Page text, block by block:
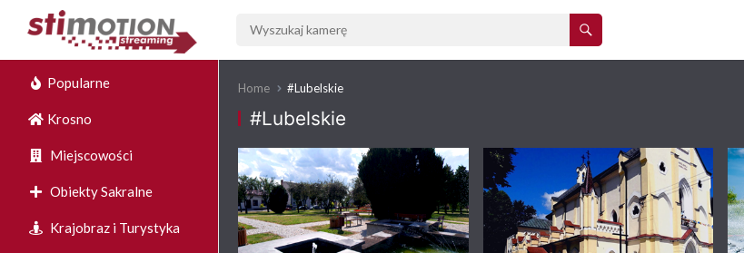
Popularne
Krosno
Miejscowości
Obiekty Sakralne
Krajobraz i Turystyka
Home #Lubelskie
#Lubelskie